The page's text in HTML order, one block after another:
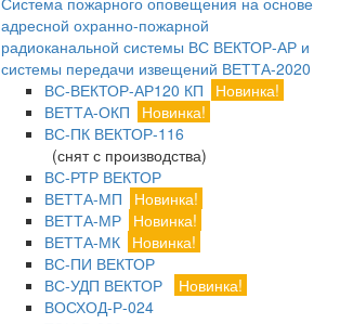
адресной охранно-пожарной
радиоканальной системы ВС ВЕКТОР-АР и
системы передачи извещений ВЕТТА-2020
ВС-ВЕКТОР-АР120 КП
Новинка!
ВЕТТА-ОКП
Новинка!
ВС-ПК ВЕКТОР-116
(снят с производства)
ВС-РТР ВЕКТОР
ВЕТТА-МП
Новинка!
ВЕТТА-МР Новинка!
ВЕТТА-МК Новинка!
ВС-ПИ ВЕКТОР
ВС-УДП ВЕКТОР
Новинка!
ВОСХОД-Р-024